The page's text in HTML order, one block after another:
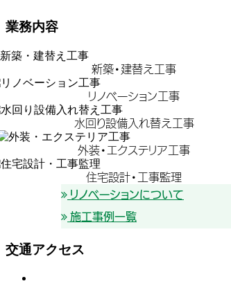
業務内容
新築・建替え工事
リノベーション工事
水回り設備入れ替え工事
外装・エクステリア工事
住宅設計・工事監理
リノベーションについて
施工事例一覧
交通アクセス